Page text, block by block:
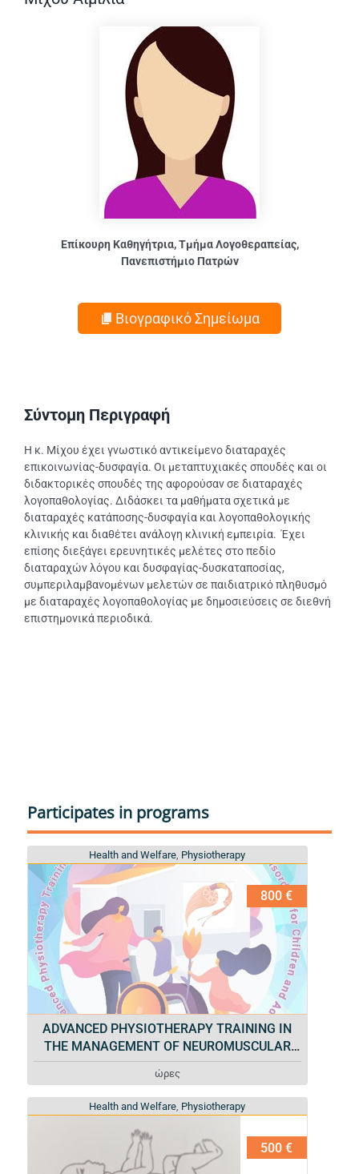
Επίκουρη Καθηγήτρια, Τμήμα Λογοθεραπείας,
Πανεπιστήμιο Πατρών
Βιογραφικό Σημείωμα
Σύντομη Περιγραφή
Η κ. Μίχου έχει γνωστικό αντικείμενο διαταραχές
επικοινωνίας-δυσφαγία. Οι μεταπτυχιακές σπουδές και οι
διδακτορικές σπουδές της αφορούσαν σε διαταραχές
λογοπαθολογίας. Διδάσκει τα μαθήματα σχετικά με
διαταραχές κατάποσης-δυσφαγία και λογοπαθολογικής
κλινικής και διαθέτει ανάλογη κλινική εμπειρία. Έχει
επίσης διεξάγει ερευνητικές μελέτες στο πεδίο
διαταραχών λόγου και δυσφαγίας-δυσκαταποσίας,
συμπεριλαμβανομένων μελετών σε παιδιατρικό πληθυσμό
με διαταραχές λογοπαθολογίας με δημοσιεύσεις σε διεθνή
επιστημονικά περιοδικά.
Participates in programs
800 €
Health and Welfare Physiotherapy
Health and Welfare Physiotherapy
ADVANCED PHYSIOTHERAPY TRAINING IN
THE MANAGEMENT OF NEUROMUSCULAR
DISORDERS FOR CHILDREN AND ADULTS
ώρες
500 €
Health and Welfare, Physiotherapy
Health and Welfare, Physiotherapy